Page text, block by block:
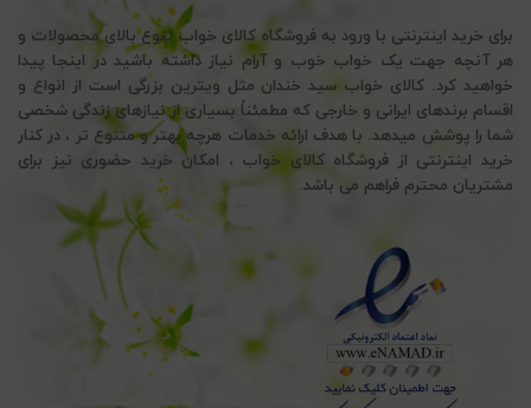
برای خرید اینترنتی با ورود به فروشگاه کالای خواب تنوع بالای محصولات و
هر آنچه جهت یک خواب خوب و آرام نیاز داشته باشید در اینجا پیدا
خواهید کرد. کالای خواب سید خندان مثل ویترین بزرگی است از انواع و
اقسام برندهای ایرانی و خارجی که مطمئناً بسیاری از نیازهای زندگی شخصی
شما را پوشش میدهد. با هدف ارائه خدمات هرچه بهتر و متنوع تر ، در کنار
خرید اینترنتی از فروشگاه کالای خواب ، امکان خرید حضوری نیز برای
مشتریان محترم فراهم می باشد.